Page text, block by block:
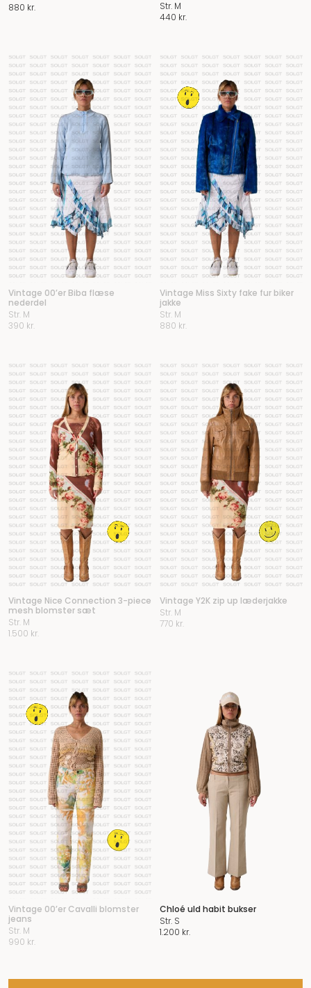
880 kr.
Str. M
440 kr.
Vintage 00’er Biba flæse
nederdel
Str. M
390 kr.
Vintage Miss Sixty fake fur biker
jakke
Str. M
880 kr.
Vintage Nice Connection 3-piece
mesh blomster sæt
Str. M
1.500 kr.
Vintage Y2K zip up læderjakke
Str. M
770 kr.
Vintage 00’er Cavalli blomster
jeans
Str. M
990 kr.
Chloé uld habit bukser
Str. S
1.200 kr.